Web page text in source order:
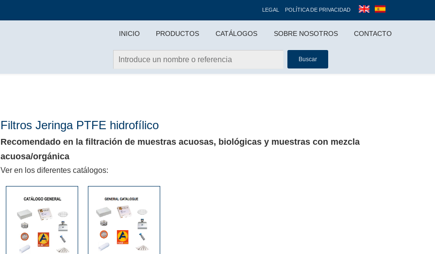
LEGAL POLÍTICA DE PRIVACIDAD
INICIO PRODUCTOS CATÁLOGOS SOBRE NOSOTROS CONTACTO
Buscar
Filtros Jeringa PTFE hidrofílico
Recomendado en la filtración de muestras acuosas, biológicas y muestras con mezcla
acuosa/orgánica
Ver en los diferentes catálogos: